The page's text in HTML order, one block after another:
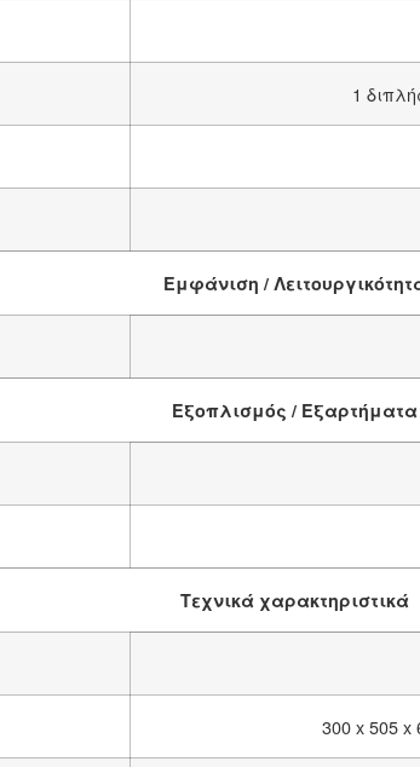
1
Εμφάνιση /
Εξοπλισμός / Εξαρτήματα
Τεχνικά χαρακτηριστικά
300 x 505